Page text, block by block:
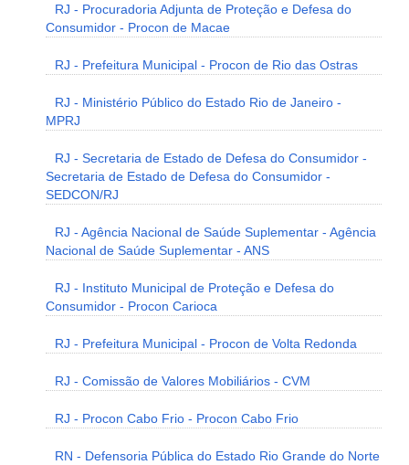
RJ - Procuradoria Adjunta de Proteção e Defesa do
Consumidor - Procon de Macae
RJ - Prefeitura Municipal - Procon de Rio das Ostras
RJ - Ministério Público do Estado Rio de Janeiro -
MPRJ
RJ - Secretaria de Estado de Defesa do Consumidor -
Secretaria de Estado de Defesa do Consumidor -
SEDCON/RJ
RJ - Agência Nacional de Saúde Suplementar - Agência
Nacional de Saúde Suplementar - ANS
RJ - Instituto Municipal de Proteção e Defesa do
Consumidor - Procon Carioca
RJ - Prefeitura Municipal - Procon de Volta Redonda
RJ - Comissão de Valores Mobiliários - CVM
RJ - Procon Cabo Frio - Procon Cabo Frio
RN - Defensoria Pública do Estado Rio Grande do Norte